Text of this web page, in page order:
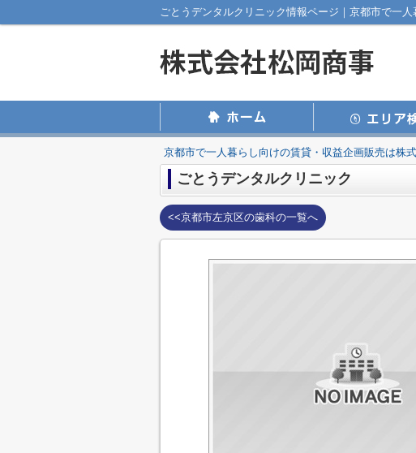
京都市で一人暮らし向けの賃貸・収益企画販売は株
ごとうデンタルクリニック
<<京都市左京区の歯科の一覧へ